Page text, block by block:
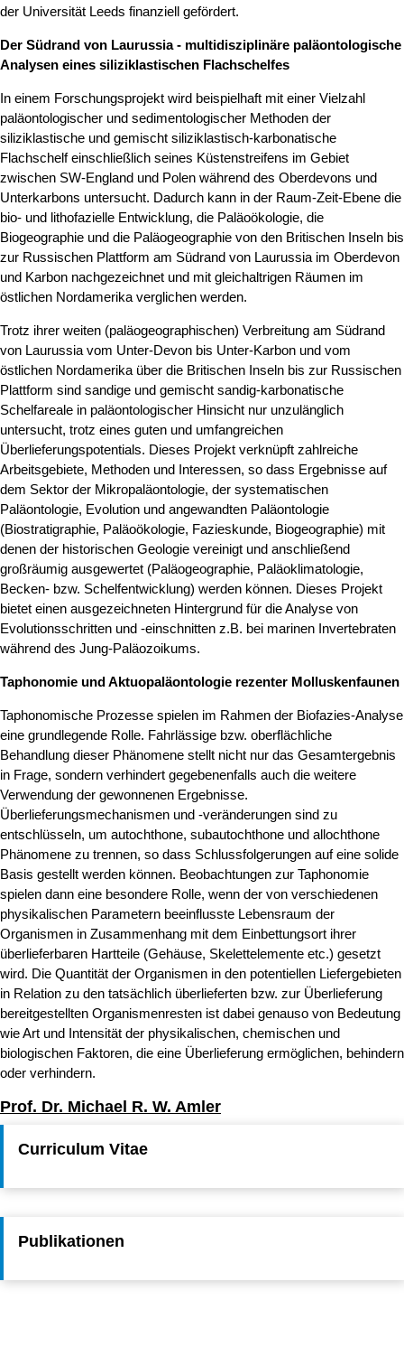
der Universität Leeds finanziell gefördert.
Der Südrand von Laurussia - multidisziplinäre paläontologische
Analysen eines siliziklastischen Flachschelfes
In einem Forschungsprojekt wird beispielhaft mit einer Vielzahl
paläontologischer und sedimentologischer Methoden der
siliziklastische und gemischt siliziklastisch-karbonatische
Flachschelf einschließlich seines Küstenstreifens im Gebiet
zwischen SW-England und Polen während des Oberdevons und
Unterkarbons untersucht. Dadurch kann in der Raum-Zeit-Ebene die
bio- und lithofazielle Entwicklung, die Paläoökologie, die
Biogeographie und die Paläogeographie von den Britischen Inseln bis
zur Russischen Plattform am Südrand von Laurussia im Oberdevon
und Karbon nachgezeichnet und mit gleichaltrigen Räumen im
östlichen Nordamerika verglichen werden.
Trotz ihrer weiten (paläogeographischen) Verbreitung am Südrand
von Laurussia vom Unter-Devon bis Unter-Karbon und vom
östlichen Nordamerika über die Britischen Inseln bis zur Russischen
Plattform sind sandige und gemischt sandig-karbonatische
Schelfareale in paläontologischer Hinsicht nur unzulänglich
untersucht, trotz eines guten und umfangreichen
Überlieferungspotentials. Dieses Projekt verknüpft zahlreiche
Arbeitsgebiete, Methoden und Interessen, so dass Ergebnisse auf
dem Sektor der Mikropaläontologie, der systematischen
Paläontologie, Evolution und angewandten Paläontologie
(Biostratigraphie, Paläoökologie, Fazieskunde, Biogeographie) mit
denen der historischen Geologie vereinigt und anschließend
großräumig ausgewertet (Paläogeographie, Paläoklimatologie,
Becken- bzw. Schelfentwicklung) werden können. Dieses Projekt
bietet einen ausgezeichneten Hintergrund für die Analyse von
Evolutionsschritten und -einschnitten z.B. bei marinen Invertebraten
während des Jung-Paläozoikums.
Taphonomie und Aktuopaläontologie rezenter Molluskenfaunen
Taphonomische Prozesse spielen im Rahmen der Biofazies-Analyse
eine grundlegende Rolle. Fahrlässige bzw. oberflächliche
Behandlung dieser Phänomene stellt nicht nur das Gesamtergebnis
in Frage, sondern verhindert gegebenenfalls auch die weitere
Verwendung der gewonnenen Ergebnisse.
Überlieferungsmechanismen und -veränderungen sind zu
entschlüsseln, um autochthone, subautochthone und allochthone
Phänomene zu trennen, so dass Schlussfolgerungen auf eine solide
Basis gestellt werden können. Beobachtungen zur Taphonomie
spielen dann eine besondere Rolle, wenn der von verschiedenen
physikalischen Parametern beeinflusste Lebensraum der
Organismen in Zusammenhang mit dem Einbettungsort ihrer
überlieferbaren Hartteile (Gehäuse, Skelettelemente etc.) gesetzt
wird. Die Quantität der Organismen in den potentiellen Liefergebieten
in Relation zu den tatsächlich überlieferten bzw. zur Überlieferung
bereitgestellten Organismenresten ist dabei genauso von Bedeutung
wie Art und Intensität der physikalischen, chemischen und
biologischen Faktoren, die eine Überlieferung ermöglichen, behindern
oder verhindern.
Prof. Dr. Michael R. W. Amler
Curriculum Vitae
Publikationen